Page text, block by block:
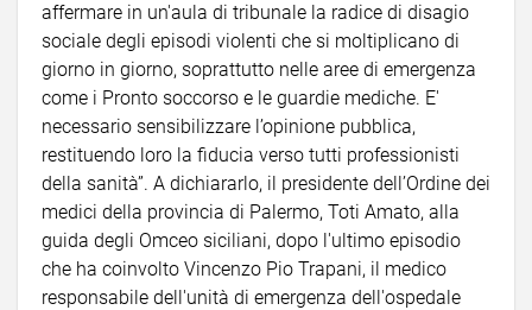
affermare in un'aula di tribunale la radice di disagio
sociale degli episodi violenti che si moltiplicano di
giorno in giorno, soprattutto nelle aree di emergenza
come i Pronto soccorso e le guardie mediche. E'
necessario sensibilizzare l’opinione pubblica,
restituendo loro la fiducia verso tutti professionisti
della sanità”. A dichiararlo, il presidente dell’Ordine dei
medici della provincia di Palermo, Toti Amato, alla
guida degli Omceo siciliani, dopo l'ultimo episodio
che ha coinvolto Vincenzo Pio Trapani, il medico
responsabile dell'unità di emergenza dell'ospedale